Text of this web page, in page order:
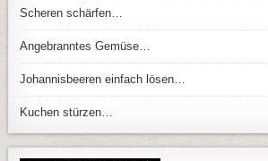
Scheren schärfen…
Angebranntes Gemüse…
Johannisbeeren einfach lösen…
Kuchen stürzen…